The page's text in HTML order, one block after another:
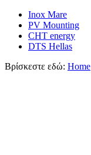
Inox Mare
PV Mounting
CHT energy
DTS Hellas
Βρίσκεστε εδώ: Home